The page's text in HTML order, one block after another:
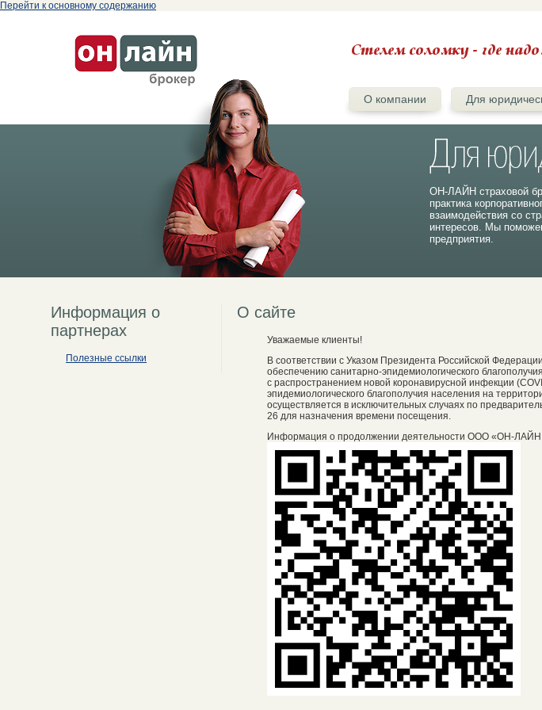
Перейти к основному содержанию
О компании Для
ОН-ЛАЙН страховой
практика
взаимодействия со
интересов. Мы
предприятия.
Информация о
партнерах
Полезные ссылки
О сайте
Уважаемые клиенты!
В соответствии с Указом Президента Российской
обеспечению санитарно-эпидемиологического
с распространением новой коронавирусной инфекции
эпидемиологического благополучия населения на
осуществляется в исключительных случаях по
26 для назначения времени посещения.
Информация о продолжении деятельности ООО «ОН-ЛАЙН